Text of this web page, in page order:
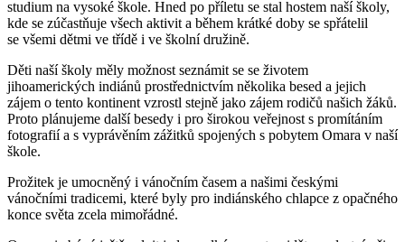
studium na vysoké škole. Hned po příletu se stal hostem naší školy,
kde se zúčastňuje všech aktivit a během krátké doby se spřátelil
se všemi dětmi ve třídě i ve školní družině.
Děti naší školy měly možnost seznámit se se životem
jihoamerických indiánů prostřednictvím několika besed a jejich
zájem o tento kontinent vzrostl stejně jako zájem rodičů našich žáků.
Proto plánujeme další besedy i pro širokou veřejnost s promítáním
fotografií a s vyprávěním zážitků spojených s pobytem Omara v naší
škole.
Prožitek je umocněný i vánočním časem a našimi českými
vánočními tradicemi, které byly pro indiánského chlapce z opačného
konce světa zcela mimořádné.